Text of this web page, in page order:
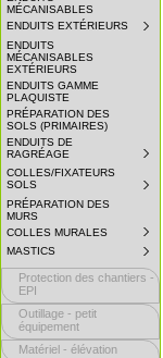
MÉCANISABLES
ENDUITS EXTÉRIEURS
ENDUITS
MÉCANISABLES
EXTÉRIEURS
ENDUITS GAMME
PLAQUISTE
PRÉPARATION DES
SOLS (PRIMAIRES)
ENDUITS DE
RAGRÉAGE
TO
COLLES/FIXATEURS
SOLS
PRÉPARATION DES
MURS
COLLES MURALES
TO
MASTICS
Protection des chantiers -
EPI
Outillage - petit
équipement
Matériel - élévation